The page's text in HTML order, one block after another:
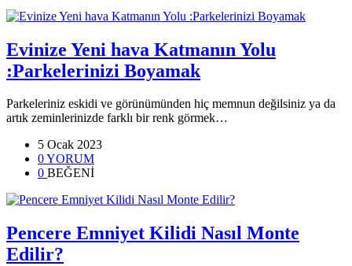
Evinize Yeni hava Katmanın Yolu
:Parkelerinizi Boyamak
Parkeleriniz eskidi ve görünümünden hiç memnun değilsiniz ya da
artık zeminlerinizde farklı bir renk görmek…
5 Ocak 2023
0 YORUM
0 BEĞENİ
Pencere Emniyet Kilidi Nasıl Monte
Edilir?